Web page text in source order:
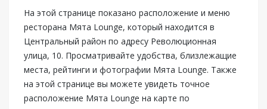
На этой странице показано расположение и меню
ресторана Мята Lounge, который находится в
Центральный район по адресу Революционная
улица, 10. Просматривайте удобства, близлежащие
места, рейтинги и фотографии Мята Lounge. Также
на этой странице вы можете увидеть точное
расположение Мята Lounge на карте по